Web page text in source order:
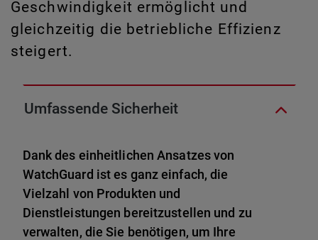
Geschwindigkeit ermöglicht und
gleichzeitig die betriebliche Effizienz
steigert.
Umfassende Sicherheit
Dank des einheitlichen Ansatzes von
WatchGuard ist es ganz einfach, die
Vielzahl von Produkten und
Dienstleistungen bereitzustellen und zu
verwalten, die Sie benötigen, um Ihre